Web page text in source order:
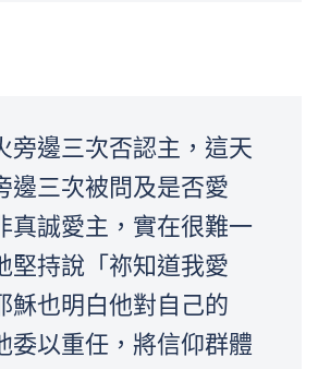
旁邊三次否認主，這天
邊三次被問及是否愛
真誠愛主，實在很難一
堅持說「祢知道我愛
穌也明白他對自己的
委以重任，將信仰群體